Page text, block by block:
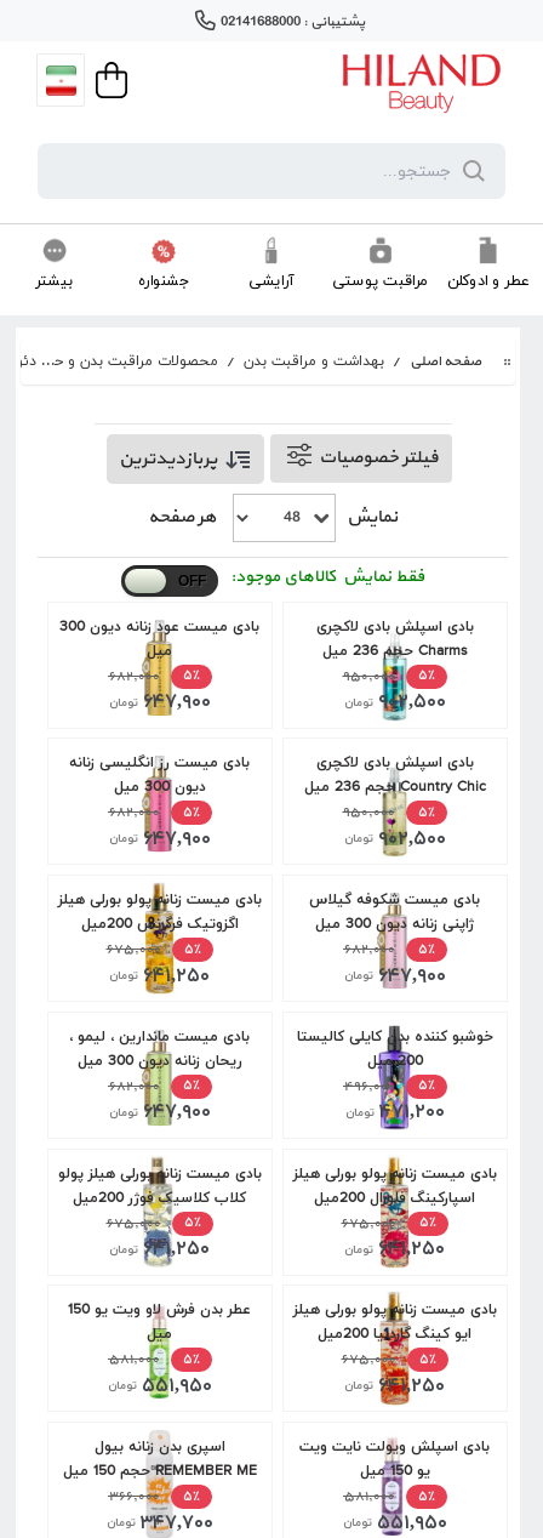
پشتیبانی : 02141688000
عطر و ادوکلن مراقبت پوستی آرایشی جشنواره بیشتر
صفحه اصلی / بهداشت و مراقبت بدن / محصولات مراقبت بدن و حمام /
فیلتر خصوصیات پربازدیدترین
نمایش هر صفحه
فقط نمایش کالاهای موجود:
بادی اسپلش بادی لاکچری
Charms حجم 236 میل
۵٪
۹۵۰,۰۰۰
۹۰۲,۵۰۰ تومان
بادی میست عود زنانه دیون 300
میل
۵٪
۶۸۲,۰۰۰
۶۴۷,۹۰۰ تومان
بادی اسپلش بادی لاکچری
Country Chic حجم 236 میل
۵٪
۹۵۰,۰۰۰
۹۰۲,۵۰۰ تومان
بادی میست رز انگلیسی زنانه
دیون 300 میل
۵٪
۶۸۲,۰۰۰
۶۴۷,۹۰۰ تومان
بادی میست شکوفه گیلاس
ژاپنی زنانه دیون 300 میل
۵٪
۶۸۲,۰۰۰
۶۴۷,۹۰۰ تومان
بادی میست زنانه پولو بورلی هیلز
اگزوتیک فرگرنس 200میل
۵٪
۶۷۵,۰۰۰
۶۴۱,۲۵۰ تومان
خوشبو کننده بدن کایلی کالیستا
200 میل
۵٪
۴۹۶,۰۰۰
۴۷۱,۲۰۰ تومان
بادی میست ماندارین ، لیمو ،
ریحان زنانه دیون 300 میل
۵٪
۶۸۲,۰۰۰
۶۴۷,۹۰۰ تومان
بادی میست زنانه پولو بورلی هیلز
اسپارکینگ فلورال 200میل
۵٪
۶۷۵,۰۰۰
۶۴۱,۲۵۰ تومان
بادی میست زنانه بورلی هیلز پولو
کلاب کلاسیک فوژر 200میل
۵٪
۶۷۵,۰۰۰
۶۴۱,۲۵۰ تومان
بادی میست زنانه پولو بورلی هیلز
ایو کینگ گاردنیا 200میل
۵٪
۶۷۵,۰۰۰
۶۴۱,۲۵۰ تومان
عطر بدن فرش لاو ویت یو 150
میل
۵٪
۵۸۱,۰۰۰
۵۵۱,۹۵۰ تومان
بادی اسپلش ویولت نایت ویت
یو 150 میل
۵٪
۵۸۱,۰۰۰
۵۵۱,۹۵۰ تومان
اسپری بدن زنانه بیول
REMEMBER ME حجم 150 میل
۵٪
۳۶۶,۰۰۰
۳۴۷,۷۰۰ تومان